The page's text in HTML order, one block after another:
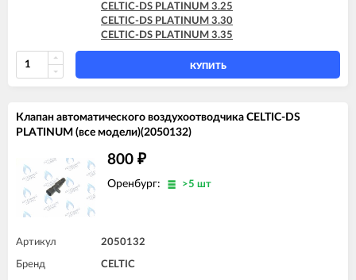
CELTIC-DS PLATINUM 3.25
CELTIC-DS PLATINUM 3.30
CELTIC-DS PLATINUM 3.35
КУПИТЬ
Клапан автоматического воздухоотводчика CELTIC-DS
PLATINUM (все модели)(2050132)
800 ₽
Оренбург: >5 шт
Артикул 2050132
Бренд CELTIC